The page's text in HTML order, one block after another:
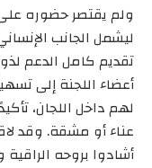
ولم يقتصر حضوره
ليشمل الجانب
تقديم كامل الدعم
أعضاء اللجنة إلى
لهم داخل اللجان،
عناء أو مشقة. وقد
أشادوا بروحه